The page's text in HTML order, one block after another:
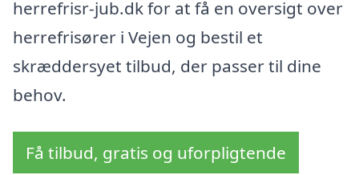
herrefrisr-jub.dk for at få en oversigt over
herrefrisører i Vejen og bestil et
skræddersyet tilbud, der passer til dine
behov.
Få tilbud, gratis og uforpligtende